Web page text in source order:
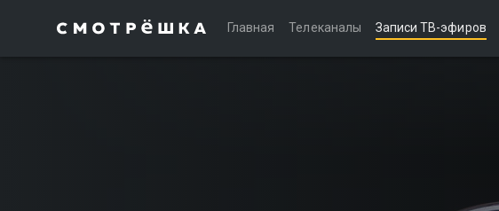
Главная Телеканалы Записи ТВ-эфиров